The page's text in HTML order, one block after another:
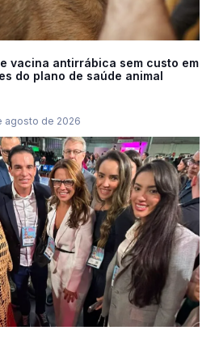
vacina antirrábica sem custo em
do plano de saúde animal
agosto de 2026